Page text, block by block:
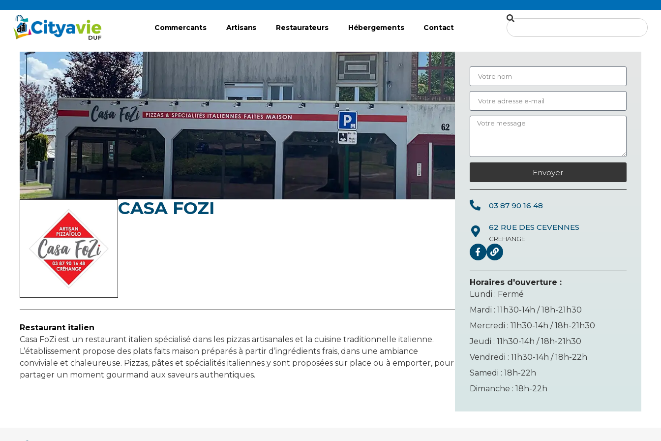
Commercants Artisans Restaurateurs Hébergements Contact
CASA FOZI
Restaurant italien
Casa FoZi est un restaurant italien spécialisé dans les pizzas artisanales et la cuisine traditionnelle italienne.
L’établissement propose des plats faits maison préparés à partir d’ingrédients frais, dans une ambiance
conviviale et chaleureuse. Pizzas, pâtes et spécialités italiennes y sont proposées sur place ou à emporter, pour
partager un moment gourmand aux saveurs authentiques.
Envoyer
03 87 90 16 48
62 RUE DES CEVENNES
CREHANGE
Horaires d'ouverture :
Lundi : Fermé
Mardi : 11h30-14h / 18h-21h30
Mercredi : 11h30-14h / 18h-21h30
Jeudi : 11h30-14h / 18h-21h30
Vendredi : 11h30-14h / 18h-22h
Samedi : 18h-22h
Dimanche : 18h-22h